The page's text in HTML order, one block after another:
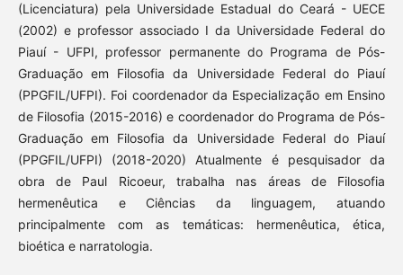
(Licenciatura) pela Universidade Estadual do Ceará - UECE
(2002) e professor associado I da Universidade Federal do
Piauí - UFPI, professor permanente do Programa de Pós-
Graduação em Filosofia da Universidade Federal do Piauí
(PPGFIL/UFPI). Foi coordenador da Especialização em Ensino
de Filosofia (2015-2016) e coordenador do Programa de Pós-
Graduação em Filosofia da Universidade Federal do Piauí
(PPGFIL/UFPI) (2018-2020) Atualmente é pesquisador da
obra de Paul Ricoeur, trabalha nas áreas de Filosofia
hermenêutica e Ciências da linguagem, atuando
principalmente com as temáticas: hermenêutica, ética,
bioética e narratologia.